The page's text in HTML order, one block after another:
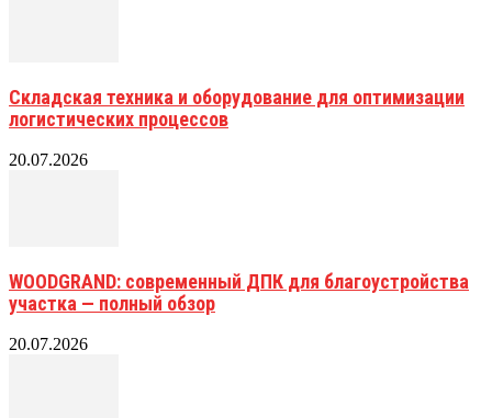
Складская техника и оборудование для оптимизации
логистических процессов
20.07.2026
WOODGRAND: современный ДПК для благоустройства
участка — полный обзор
20.07.2026